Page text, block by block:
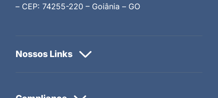
– CEP: 74255-220 – Goiânia – GO